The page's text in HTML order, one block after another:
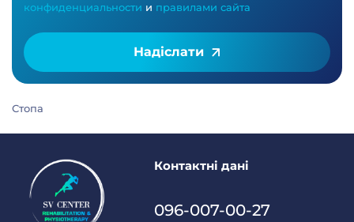
конфиденциальности и правилами сайта
Надіслати
Стопа
Контактні дані
096-007-00-27